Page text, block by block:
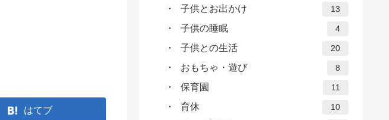
はてブ
子供とお出かけ 13
子供の睡眠 4
子供との生活 20
おもちゃ・遊び 8
保育園 11
育休 10